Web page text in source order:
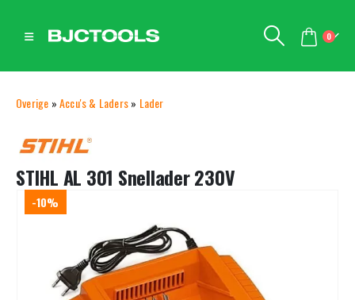
0
Overige »Accu's & Laders» Lader
STIHL AL 301 Snellader 230V
-10%